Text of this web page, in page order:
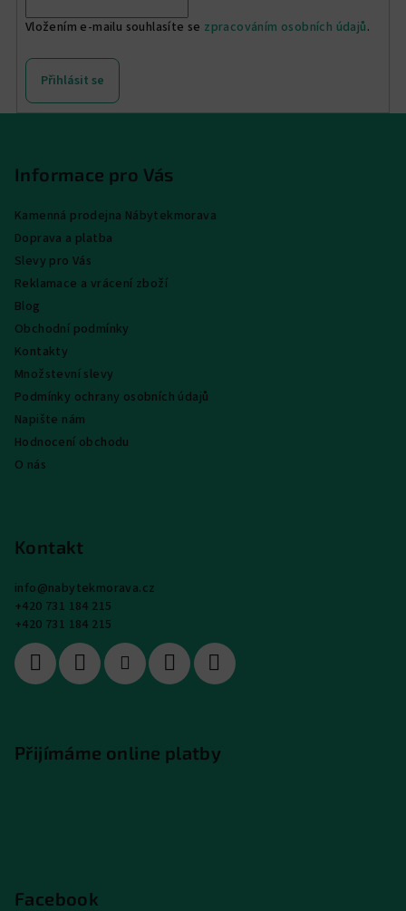
Vložením e-mailu souhlasíte se zpracováním osobních údajů.
Přihlásit se
Informace pro Vás
Kamenná prodejna Nábytekmorava
Doprava a platba
Slevy pro Vás
Reklamace a vrácení zboží
Blog
Obchodní podmínky
Kontakty
Množstevní slevy
Podmínky ochrany osobních údajů
Napište nám
Hodnocení obchodu
O nás
Kontakt
info@nabytekmorava.cz
+420 731 184 215
+420 731 184 215
Přijímáme online platby
Facebook